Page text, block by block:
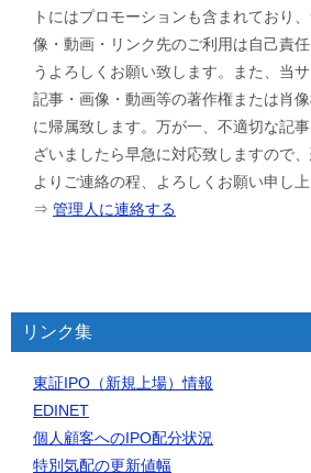
トにはプロモーションも含まれており
像・動画・リンク先のご利用は自己責
うよろしくお願い致します。また、当
記事・画像・動画等の著作権または肖
に帰属致します。万が一、不適切な記
ざいましたら早急に対応致しますので
よりご連絡の程、よろしくお願い申し上
⇒ 管理人に連絡する
リンク集
東証IPO（新規上場）情報
EDINET
個人顧客へのIPO配分状況
特別気配の更新値幅